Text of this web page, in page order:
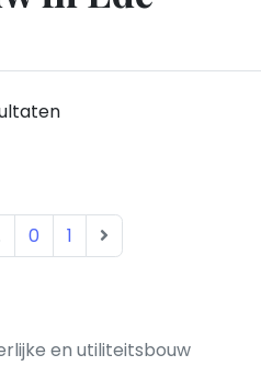
en utiliteitsbouw
0 1